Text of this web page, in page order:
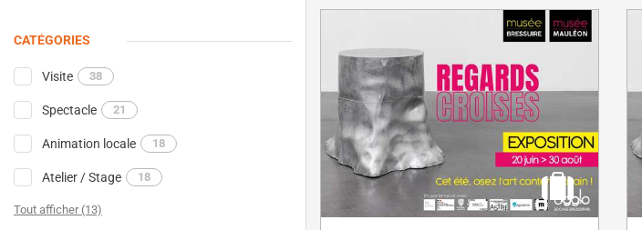
CATÉGORIES
Visite 38
Spectacle 21
Animation locale 18
Atelier / Stage 18
Tout afficher (13)